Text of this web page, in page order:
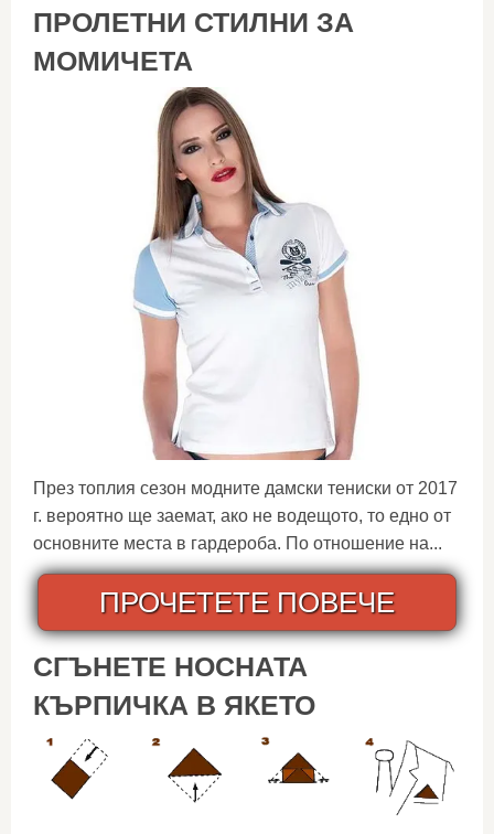
ПРОЛЕТНИ СТИЛНИ ЗА
МОМИЧЕТА
През топлия сезон модните дамски тениски от 2017
г. вероятно ще заемат, ако не водещото, то едно от
основните места в гардероба. По отношение на...
ПРОЧЕТЕТЕ ПОВЕЧЕ
СГЪНЕТЕ НОСНАТА
КЪРПИЧКА В ЯКЕТО